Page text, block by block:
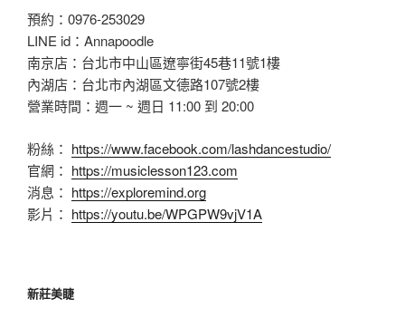
預約：0976-253029
LINE id：Annapoodle
南京店：台北市中山區遼寧街45巷11號1樓
內湖店：台北市內湖區文德路107號2樓
營業時間：週一 ~ 週日 11:00 到 20:00
粉絲： https://www.facebook.com/lashdancestudio/
官網： https://musiclesson123.com
消息： https://exploremind.org
影片： https://youtu.be/WPGPW9vjV1A
新莊美睫